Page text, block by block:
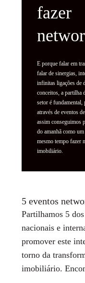
fazer
E porque falar em
falar de sinergias,
infinitas ligações de
conceitos, a partilha
setor é fundamental,
através de eventos
assim conseguimos
do amanhã como
mesmo tempo fazer
imobiliário.
5 eventos
Partilhamos 5
nacionais e
promover este
torno da
imobiliário.